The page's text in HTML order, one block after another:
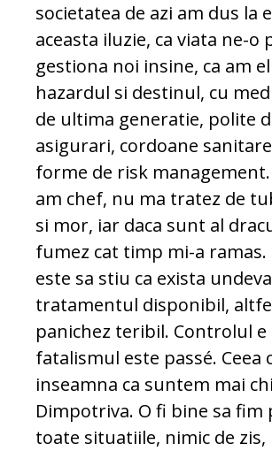
societatea de azi am dus la
aceasta iluzie, ca viata ne-o
gestiona noi insine, ca am
hazardul si destinul, cu
de ultima generatie, polite
asigurari, cordoane
forme de risk management.
am chef, nu ma tratez de
si mor, iar daca sunt al
fumez cat timp mi-a
este sa stiu ca exista undeva
tratamentul disponibil,
panichez teribil. Controlul
fatalismul este passé. Ceea
inseamna ca suntem mai
Dimpotriva. O fi bine sa fim
toate situatiile, nimic de zis,